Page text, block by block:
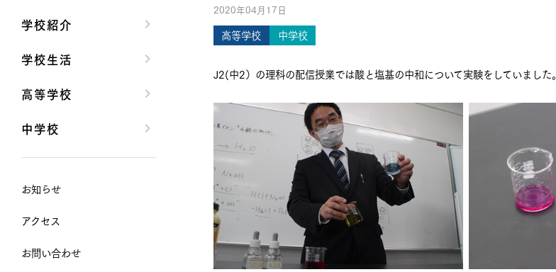
2020年04月17日
高等学校 中学校
J2(中2）の理科の配信授業では酸と塩基の中和について実験をしていました。
学校紹介
学校生活
高等学校
中学校
お知らせ
アクセス
お問い合わせ
沿革
制服紹介
特進コース／進学コース
Aコース／Bコース